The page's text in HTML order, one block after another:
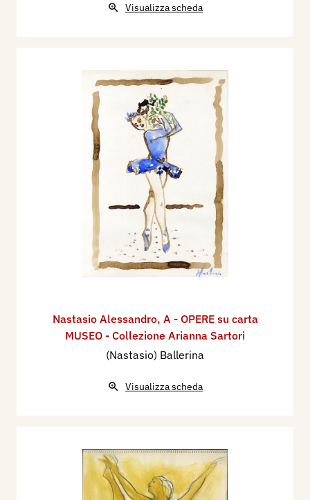
Visualizza scheda
Nastasio Alessandro, A - OPERE su carta
MUSEO - Collezione Arianna Sartori
(Nastasio) Ballerina
Visualizza scheda